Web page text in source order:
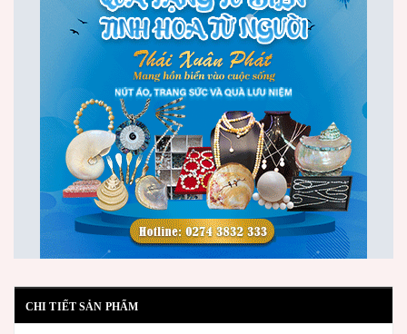
CHI TIẾT SẢN PHẨM